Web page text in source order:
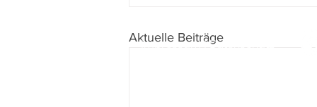
Aktuelle Beiträge
Impressum IDatenschutz